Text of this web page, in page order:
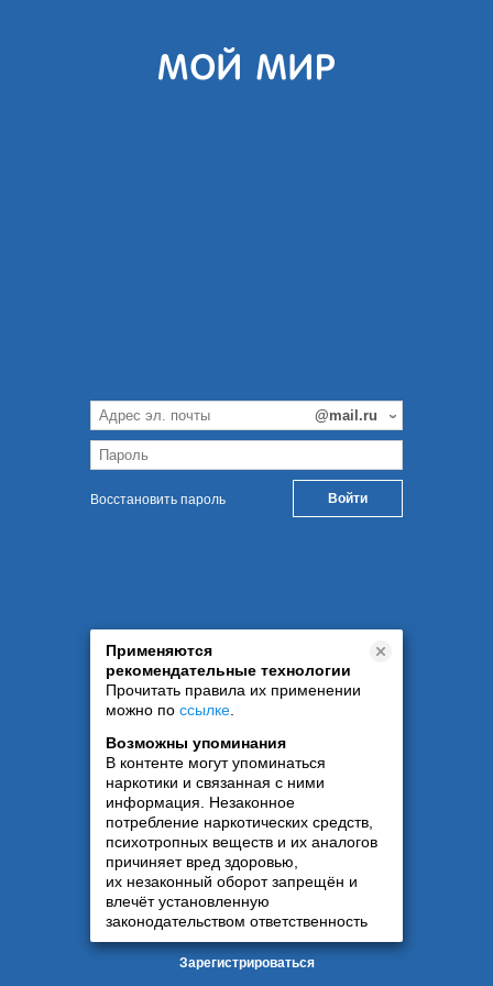
Восстановить пароль
Применяются
рекомендательные технологии
Прочитать правила их применении
можно по ссылке
Возможны упоминания
В контенте могут упоминаться
наркотики и связанная с ними
информация. Незаконное
потребление наркотических средств,
психотропных веществ и их аналогов
причиняет вред здоровью,
их незаконный оборот запрещён и
влечёт установленную
законодательством ответственность
Зарегистрироваться